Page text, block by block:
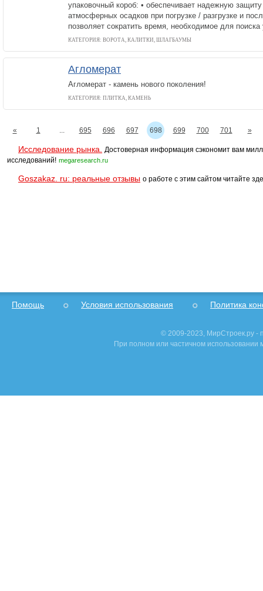
упаковочный короб: • обеспечивает надежную защиту
атмосферных осадков при погрузке / разгрузке и
позволяет сократить время, необходимое для поиска
КАТЕГОРИЯ: ВОРОТА, КАЛИТКИ, ШЛАГБАУМЫ
Агломерат
Агломерат - камень нового поколения!
КАТЕГОРИЯ: ПЛИТКА, КАМЕНЬ
« 1 ... 695 696 697 698 699 700 701 »
Исследование рынка.
Достоверная информация сэкономит вам
исследований! megaresearch.ru
Goszakaz. ru: реальные отзывы о работе с этим сайтом читайте
Помощь Условия использования Политика
© 2009-2023, МирСтроек.ру -
При полном или частичном использовании